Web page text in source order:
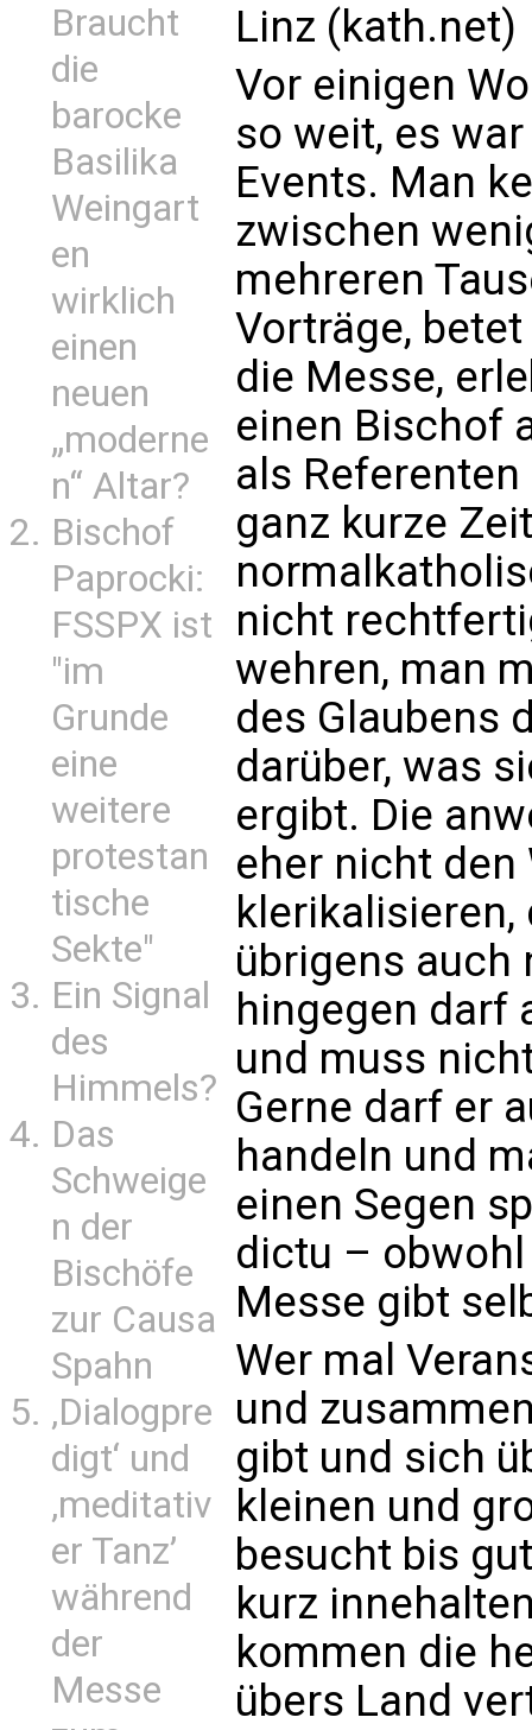
Braucht
die
barocke
Basilika
Weingart
en
wirklich
einen
neuen
„moderne
n“ Altar?
Bischof
Paprocki:
FSSPX ist
"im
Grunde
eine
weitere
protestan
tische
Sekte"
Ein Signal
des
Himmels?
Das
Schweige
n der
Bischöfe
zur Causa
Spahn
‚Dialogpre
digt‘ und
‚meditativ
er Tanz’
während
der
Messe
Linz (kath.net)
Vor einigen
so weit, es
Events. Man
zwischen
mehreren
Vorträge,
die Messe,
einen Bischof
als
ganz kurze
nicht
wehren, man
des Glaubens
darüber, was
ergibt. Die
eher nicht den
übrigens auch
hingegen darf
und muss
Gerne darf er
handeln und
einen Segen
dictu –
Messe gibt
Wer mal
und
gibt und sich
kleinen und
besucht bis
kurz
kommen die
übers Land